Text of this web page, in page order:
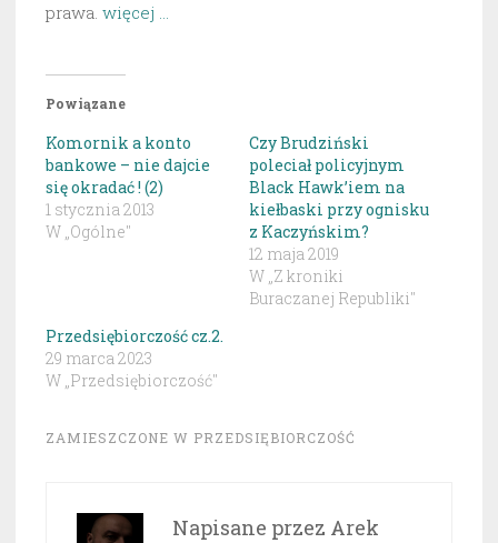
prawa. więcej …
Powiązane
Komornik a konto
bankowe – nie dajcie
się okradać ! (2)
1 stycznia 2013
W „Ogólne"
Czy Brudziński
poleciał policyjnym
Black Hawk’iem na
kiełbaski przy ognisku
z Kaczyńskim?
12 maja 2019
W „Z kroniki
Buraczanej Republiki"
Przedsiębiorczość cz.2.
29 marca 2023
W „Przedsiębiorczość"
ZAMIESZCZONE W PRZEDSIĘBIORCZOŚĆ
Napisane przez Arek